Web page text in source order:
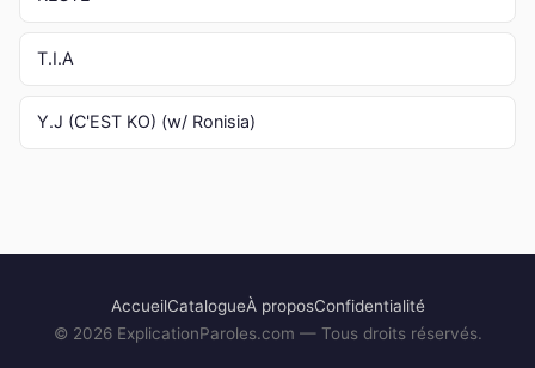
T.I.A
Y.J (C'EST KO) (w/ Ronisia)
AccueilCatalogueÀ proposConfidentialité
© 2026ExplicationParoles.com — Tous droits réservés.